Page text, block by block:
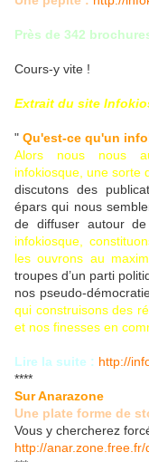
Près de 342
Cours-y vite !
Extrait du site
" Qu'est-ce qu'un
Alors nous nous
infokiosque, une sorte
discutons des
épars qui nous
de diffuser autour
infokiosque,
les ouvrons au
troupes d’un parti
nos pseudo-
qui construisons des
et nos finesses en
Lire la suite : http://
****
Sur Anarazone
Une plate forme de
Vous y chercherez
http://